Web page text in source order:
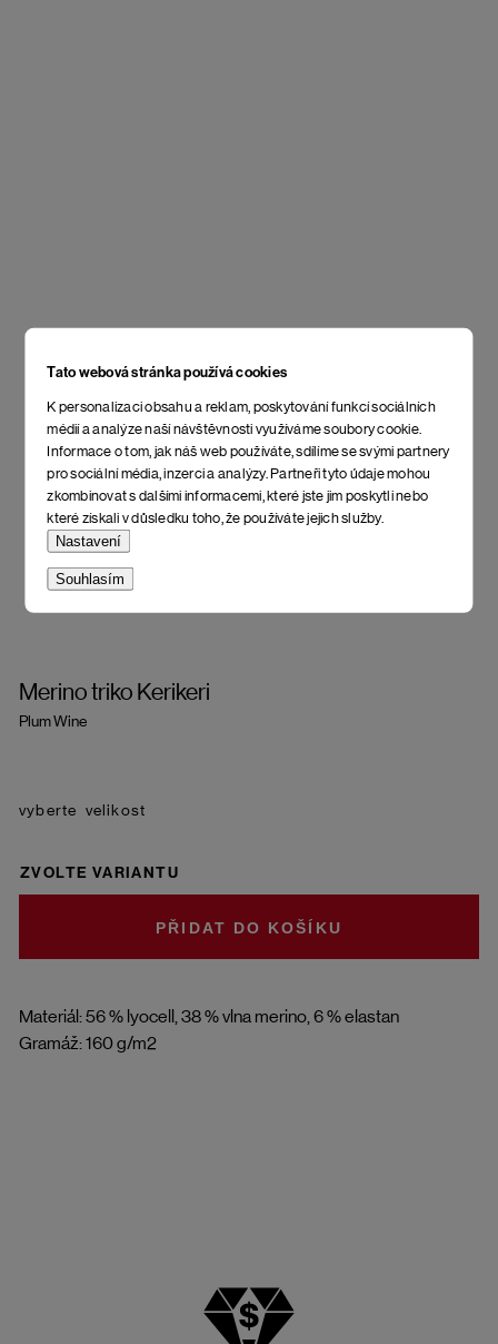
Tato webová stránka používá cookies
K personalizaci obsahu a reklam, poskytování funkcí sociálních
médií a analýze naší návštěvnosti využíváme soubory cookie.
Informace o tom, jak náš web používáte, sdílíme se svými partnery
pro sociální média, inzerci a analýzy. Partneři tyto údaje mohou
zkombinovat s dalšími informacemi, které jste jim poskytli nebo
které získali v důsledku toho, že používáte jejich služby.
Nastavení
Souhlasím
Merino triko Kerikeri
Plum Wine
Materiál: 56 % lyocell, 38 % vlna merino, 6 % elastan
Gramáž: 160 g/m2
velikost
ZVOLTE VARIANTU
DO KOŠÍKU